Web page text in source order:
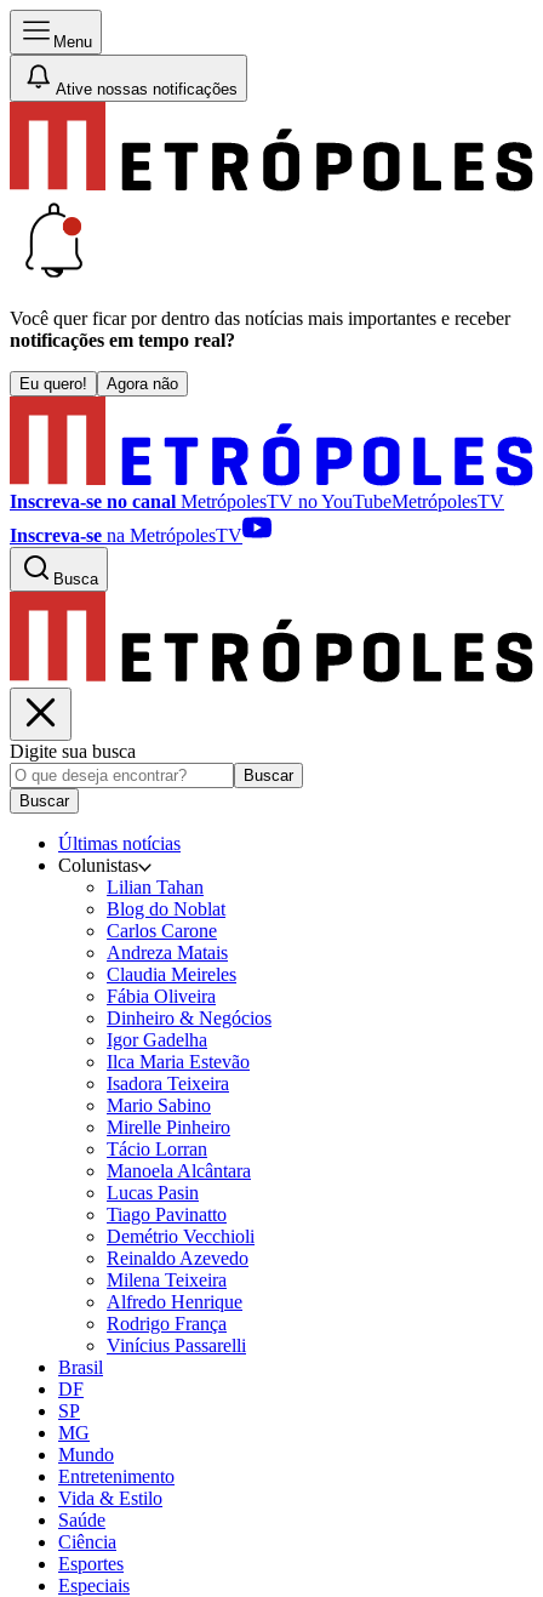
Menu
Ative nossas notificações
Você quer ficar por dentro das notícias mais importantes e receber
notificações em tempo real?
Eu quero! Agora não
Inscreva-se no canal MetrópolesTV noYouTubeMetrópolesTV
Inscreva-se na MetrópolesTV
Busca
Digite sua busca
Buscar
Buscar
Últimas notícias
Colunistas
Lilian Tahan
Blog do Noblat
Carlos Carone
Andreza Matais
Claudia Meireles
Fábia Oliveira
Dinheiro & Negócios
Igor Gadelha
Ilca Maria Estevão
Isadora Teixeira
Mario Sabino
Mirelle Pinheiro
Tácio Lorran
Manoela Alcântara
Lucas Pasin
Tiago Pavinatto
Demétrio Vecchioli
Reinaldo Azevedo
Milena Teixeira
Alfredo Henrique
Rodrigo França
Vinícius Passarelli
Brasil
DF
SP
MG
Mundo
Entretenimento
Vida & Estilo
Saúde
Ciência
Esportes
Especiais